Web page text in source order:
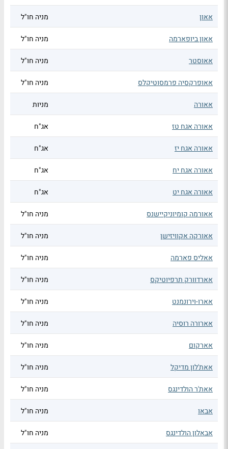
אאון מניה חו"ל
אאון ביופארמה מניה חו"ל
אאוסטר מניה חו"ל
אאופרקסיה פרמסוטיקלס מניה חו"ל
אאורה מניות
אאורה אגח טז אג"ח
אאורה אגח יז אג"ח
אאורה אגח יח אג"ח
אאורה אגח יט אג"ח
אאורמה קומיוניקיישנס מניה חו"ל
אאורקה אקוויזישן מניה חו"ל
אאליס פארמה מניה חו"ל
אארדוורק תרפיוטיקס מניה חו"ל
אארו-וירונמנט מניה חו"ל
אארורה רוסיה מניה חו"ל
אארקום מניה חו"ל
אאת'לון מדיקל מניה חו"ל
אאת'ר הולדינגס מניה חו"ל
אבאו מניה חו"ל
אבאלון הולדינגס מניה חו"ל